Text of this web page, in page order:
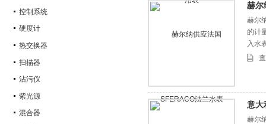
控制系统
硬度计
热交换器
扫描器
沾污仪
紫光源
混合器
赫尔
赫尔
的计
入水
意大
赫尔